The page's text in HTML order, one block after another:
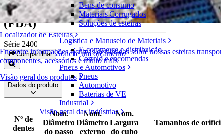
Localizador de Esteiras
Encontre informações técnicas detalhadas sobre nossas esteiras
componentes, acessórios e muito mais
Visão geral dos produtos
Bens de consumo
Materiais Corrugados
Soluções de esteiras
Logística e Manuseio de Materiais
E-commerce e distribuição
Correio e encomendas
Pneus e Automotivos
Pneus
Automotivo
Baterias de VE
Industrial
Visão geral das indústrias
Engrenagens bipartidas de náilon natural
(FDA)
Série 2400
Compartilhar Solicite um orçamento
Dados do produto
Nº de
dentes
Nom.
Diâmetro
do passo
Nom.
Diâmetro
externo
Nom.
Largura
do cubo
Tamanhos de